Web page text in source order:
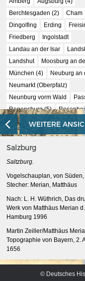
Berchtesgaden (2)
Cham
Dingolfing
Erding
Friedberg
Ingolstadt
Landau an der Isar
Landshut
Moosburg an
München (4)
Neuburg an
Neumarkt (Oberpfalz)
Neunburg vorm Wald
Regensburg (5)
Schärding
Straubing
Waldmünchen
Weiden
WEITERE
Salzburg
Saltzburg.
Vogelschauplan, von Süden,
Stecher: Merian, Matthäus
Nach: L. H. Wüthrich, Das
Werk von Matthäus Merian
Hamburg 1996
Martin Zeiller/Matthäus
Topographie von Bayern, 2.
1656
InventarNr: RA 52/5038 -
© Deutsches Historisches
© Deutsches